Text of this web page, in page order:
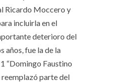
Ricardo Moccero y
incluirla en el
deterioro del
años, fue la de la
“Domingo Faustino
reemplazó parte del